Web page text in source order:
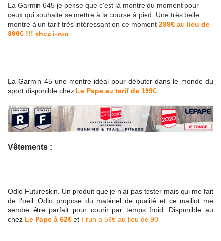
La Garmin 645 je pense que c'est là montre du moment pour
ceux qui souhaite se mettre à la course à pied. Une très belle
montre à un tarif très intéressant en ce moment 299€ au lieu de
399€ !!! chez i-run
La Garmin 45 une montre idéal pour débuter dans le monde du
sport disponible chez Le Pape au tarif de 199€
Vêtements :
Odlo Futureskin. Un produit que je n'ai pas tester mais qui me fait
de l'oeil. Odlo propose du matériel de qualité et ce maillot me
sembe être parfait pour courir par temps froid. Disponible au
chez Le Pape à 62€ et I-run a 59€ au lieu de 90